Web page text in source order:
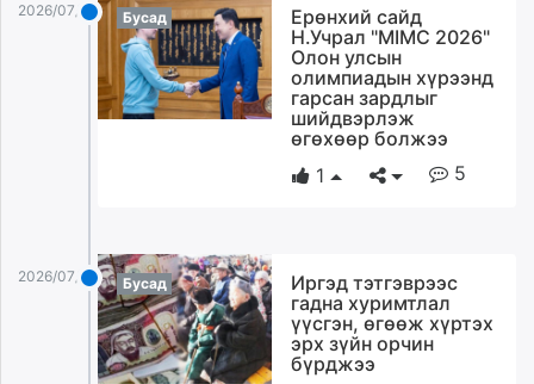
2026/07/29 Бусад
Ерөнхий сайд
Н.Учрал "MIMC 2026"
Олон улсын
олимпиадын хүрээнд
гарсан зардлыг
шийдвэрлэж
өгөхөөр болжээ
1
5
2026/07/29 Бусад
Иргэд тэтгэврээс
гадна хуримтлал
үүсгэн, өгөөж хүртэх
эрх зүйн орчин
бүрджээ